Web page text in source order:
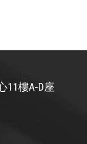
11樓A-D座